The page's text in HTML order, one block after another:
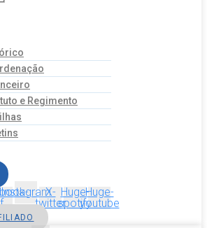
e Regimento
f
InstagramX-
twitter
Huge-
spotify
Huge-
youtube